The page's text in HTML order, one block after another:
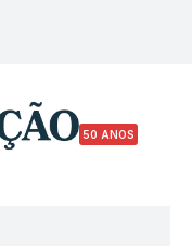
50 ANOS